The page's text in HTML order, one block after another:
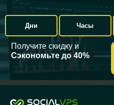
Дни Часы
Получите скидку и
Сэкономьте до 40%